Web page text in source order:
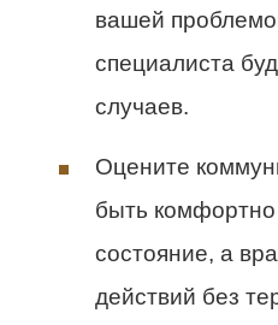
вашей
специалиста
случаев.
Оцените
быть
состояние, а
действий без